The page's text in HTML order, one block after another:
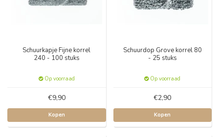
Schuurkapje Fijne korrel
240 - 100 stuks
Op voorraad
€9,90
Kopen
Schuurdop Grove korrel 80
- 25 stuks
Op voorraad
€2,90
Kopen